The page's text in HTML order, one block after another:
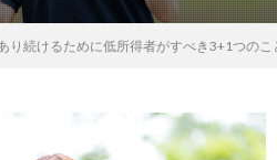
り続けるために低所得者がすべき3+1つのこ